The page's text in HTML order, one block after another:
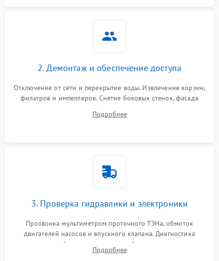
2. Демонтаж и обеспечение доступа
Отключение от сети и перекрытие воды. Извлечение корзин,
фильтров и импеллеров. Снятие боковых стенок, фасада
циркуляционному насосу, ТЭНу и сливной помпе.
Подробнее
3. Проверка гидравлики и электроники
Прозвонка мультиметром проточного ТЭНа, обмоток
двигателей насосов и впускного клапана. Диагностика
прессостата (датчика уровня воды), датчика мутности,
концевика дверцы и электронного модуля управления.
Подробнее